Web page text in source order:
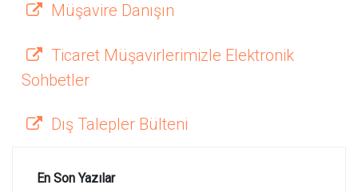
Müşavire Danışın
Ticaret Müşavirlerimizle Elektronik
Sohbetler
Dış Talepler Bülteni
En Son Yazılar